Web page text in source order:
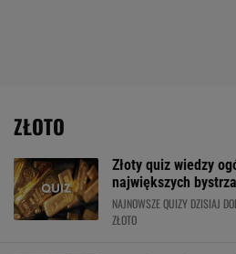
ZŁOTO
Złoty quiz wiedzy
największych
NAJNOWSZE QUIZY DZISIAJ
ZŁOTO